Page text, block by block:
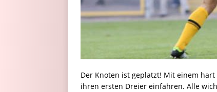
Der Knoten ist geplatzt! Mit einem
ihren ersten Dreier einfahren. Alle